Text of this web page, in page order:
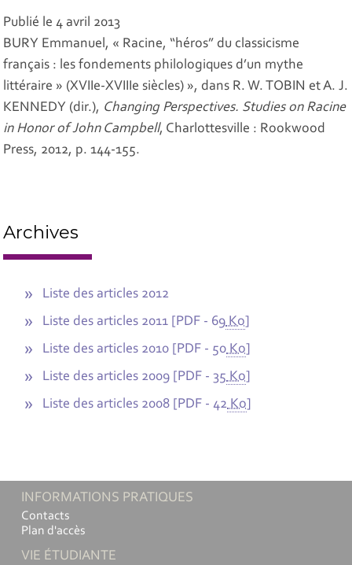
Publié le 4 avril 2013
BURY Emmanuel, « Racine, “héros” du classicisme
français : les fondements philologiques d’un mythe
littéraire » (XVIIe-XVIIIe siècles) », dans R. W. TOBIN et A. J.
KENNEDY (dir.), Changing Perspectives. Studies on Racine
in Honor of John Campbell, Charlottesville : Rookwood
Press, 2012, p. 144-155.
Archives
Liste des articles 2012
Liste des articles 2011 [PDF - 69Ko]
Liste des articles 2010 [PDF - 50Ko]
Liste des articles 2009 [PDF - 35Ko]
Liste des articles 2008 [PDF - 42Ko]
INFORMATIONS PRATIQUES
Contacts
Plan d'accès
VIE ÉTUDIANTE